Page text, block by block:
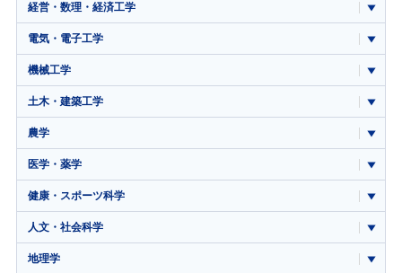
経営・数理・経済工学
電気・電子工学
機械工学
土木・建築工学
農学
医学・薬学
健康・スポーツ科学
人文・社会科学
地理学